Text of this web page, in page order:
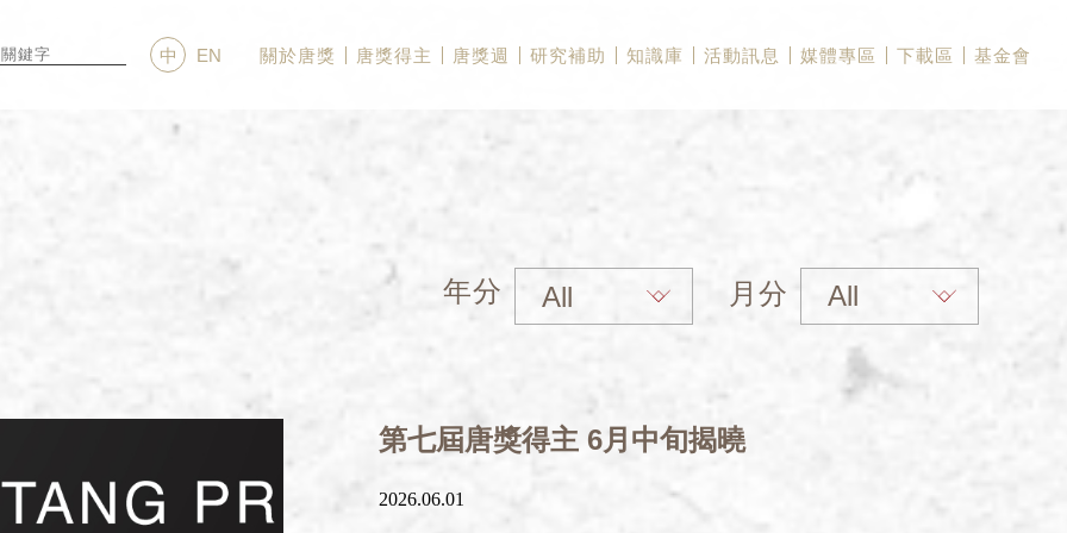
中 EN 關於唐獎 唐獎得主 唐獎週 研究補助 知識庫 活動訊息 媒體專區 下載區 基金會
年分 月分
第七屆唐獎得主 6月中旬揭曉
2026.06.01